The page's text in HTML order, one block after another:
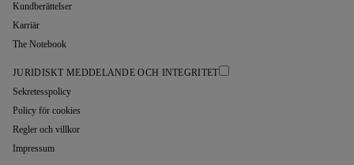
Kundberättelser
Karriär
The Notebook
JURIDISKT MEDDELANDE OCH INTEGRITET
Sekretesspolicy
Policy för cookies
Regler och villkor
Impressum